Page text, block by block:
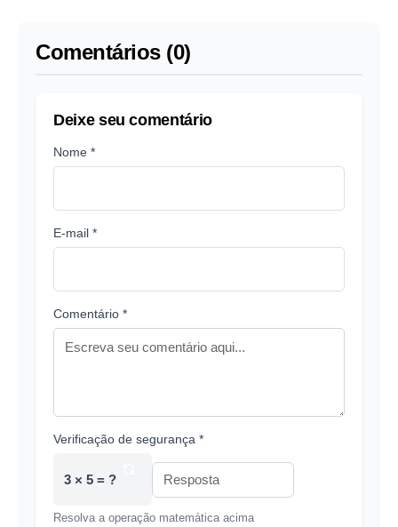
Comentários (0)
Deixe seu comentário
Nome *
E-mail *
Comentário *
Verificação de segurança *
3 × 5 = ?
Resolva a operação matemática acima